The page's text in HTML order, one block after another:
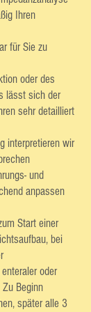
Ihren
für Sie zu
oder des
lässt sich der
sehr detailliert
interpretieren wir
und
anpassen
Start einer
bei
oder
Zu Beginn
später alle 3